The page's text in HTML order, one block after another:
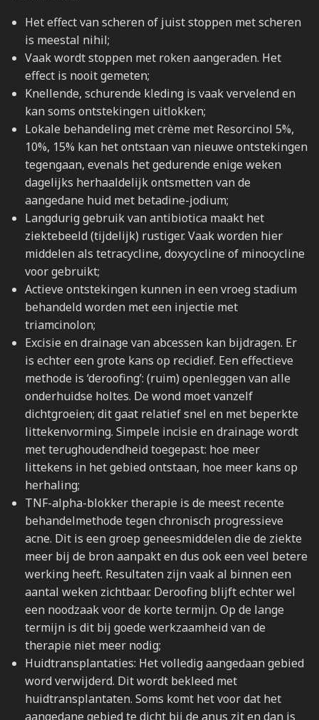
Het effect van scheren of juist stoppen met scheren
is meestal nihil;
Vaak wordt stoppen met roken aangeraden. Het
effect is nooit gemeten;
Knellende, schurende kleding is vaak vervelend en
kan soms ontstekingen uitlokken;
Lokale behandeling met crème met Resorcinol 5%,
10%, 15% kan het ontstaan van nieuwe ontstekingen
tegengaan, evenals het gedurende enige weken
dagelijks herhaaldelijk ontsmetten van de
aangedane huid met betadine-jodium;
Langdurig gebruik van antibiotica maakt het
ziektebeeld (tijdelijk) rustiger. Vaak worden hier
middelen als tetracycline, doxycycline of minocycline
voor gebruikt;
Actieve ontstekingen kunnen in een vroeg stadium
behandeld worden met een injectie met
triamcinolon;
Excisie en drainage van abcessen kan bijdragen. Er
is echter een grote kans op recidief. Een effectieve
methode is ‘deroofing’: (ruim) openleggen van alle
onderhuidse holtes. De wond moet vanzelf
dichtgroeien; dit gaat relatief snel en met beperkte
littekenvorming. Simpele incisie en drainage wordt
met terughoudendheid toegepast: hoe meer
littekens in het gebied ontstaan, hoe meer kans op
herhaling;
TNF-alpha-blokker therapie is de meest recente
behandelmethode tegen chronisch progressieve
acne. Dit is een groep geneesmiddelen die de ziekte
meer bij de bron aanpakt en dus ook een veel betere
werking heeft. Resultaten zijn vaak al binnen een
aantal weken zichtbaar. Deroofing blijft echter wel
een noodzaak voor de korte termijn. Op de lange
termijn is dit bij goede werkzaamheid van de
therapie niet meer nodig;
Huidtransplantaties: Het volledig aangedaan gebied
word verwijderd. Dit wordt bekleed met
huidtransplantaten. Soms komt het voor dat het
aangedane gebied te dicht bij de anus zit en dan is